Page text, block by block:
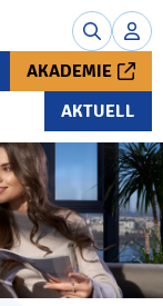
AKADEMIE
AKTUELL